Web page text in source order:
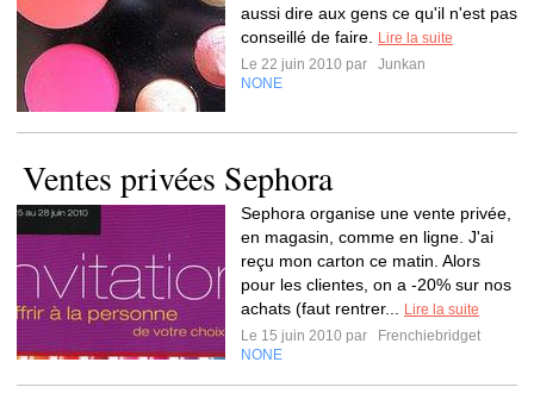
aussi dire aux gens ce qu'il n'est pas
conseillé de faire.
Lire la suite
Le 22 juin 2010 par
Junkan
NONE
Ventes privées Sephora
Sephora organise une vente privée,
en magasin, comme en ligne. J'ai
reçu mon carton ce matin. Alors
pour les clientes, on a -20% sur nos
achats (faut rentrer...
Lire la suite
Le 15 juin 2010 par
Frenchiebridget
NONE